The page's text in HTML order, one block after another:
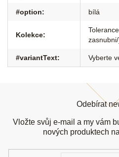
#option: bílá
Kolekce:
#variantText: Vyberte
Odebírat
Vložte svůj e-mail a my vám
nových produktech